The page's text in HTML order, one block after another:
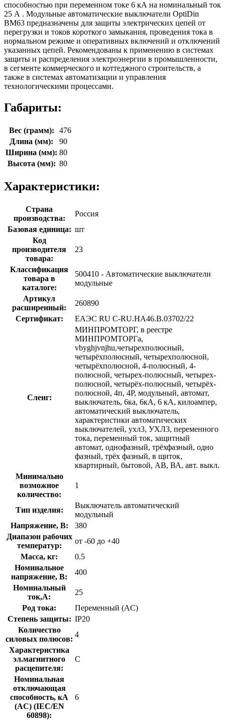
способностью при переменном токе 6 кА на номинальный ток
25 А . Модульные автоматические выключатели OptiDin
ВМ63 предназначены для защиты электрических цепей от
перегрузки и токов короткого замыкания, проведения тока в
нормальном режиме и оперативных включений и отключений
указанных цепей. Рекомендованы к применению в системах
защиты и распределения электроэнергии в промышленности,
в сегменте коммерческого и коттеджного строительств, а
также в системах автоматизации и управления
технологическими процессами.
Габариты:
Вес (грамм):
476
Длина (мм):
90
Ширина (мм): 80
Высота (мм): 80
Характеристики:
Страна
производства:
Россия
Базовая единица: шт
Код
производителя
товара:
23
Классификация
товара в
каталоге:
500410 - Автоматические выключатели
модульные
Артикул
расширенный:
260890
Сертификат:
ЕАЭС RU С-RU.НА46.В.03702/22
Сленг:
МИНПРОМТОРГ, в реестре
МИНПРОМТОРГа,
vbyghjvnjhu,четырехполюсный,
четырёхполюсный, четырехполюсной,
четырёхполюсной, 4-полюсный, 4-
полюсной, четырех-полюсный, четырех-
полюсной, четырёх-полюсный, четырёх-
полюсной, 4п, 4P, модульный, автомат,
выключатель, 6ка, 6кА, 6 кА, килоампер,
автоматический выключатель,
характеристики автоматических
выключателей, ухл3, УХЛ3, переменного
тока, переменный ток, защитный
автомат, однофазный, трёхфазный, одно
фазный, трёх фазный, в щиток,
квартирный, бытовой, АВ, ВА, авт. выкл.
Минимально
возможное
количество:
1
Тип изделия:
Выключатель автоматический
модульный
Напряжение, В:
380
Диапазон рабочих
температур:
от -60 до +40
Масса, кг:
0.5
Номинальное
напряжение, В:
400
Номинальный
ток,А:
25
Род тока:
Переменный (AC)
Степень защиты: IP20
Количество
силовых полюсов:
4
Характеристика
эл.магнитного
расцепителя:
C
Номинальная
отключающая
способность, кA
(AC) (IEC/EN
60898):
6